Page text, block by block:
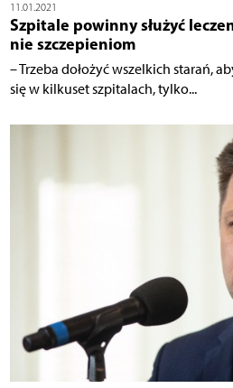
11.01.2021
Szpitale powinny służyć
nie szczepieniom
– Trzeba dołożyć wszelkich starań,
się w kilkuset szpitalach, tylko...